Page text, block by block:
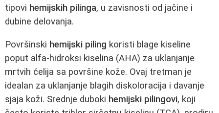
tipovi hemijskih pilinga, u zavisnosti od jačine i
dubine delovanja.
Površinski hemijski piling koristi blage kiseline
poput alfa-hidroksi kiselina (AHA) za uklanjanje
mrtvih ćelija sa površine kože. Ovaj tretman je
idealan za uklanjanje blagih diskoloracija i davanje
sjaja koži. Srednje duboki hemijski pilingovi, koji